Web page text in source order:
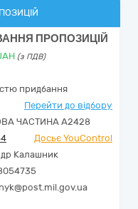
ПРОПОЗИЦІЙ
(з ПДВ)
придбання
Перейти до відбору
ЧАСТИНА А2428
Досьє YouControl
Калашник